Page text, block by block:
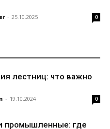
- 25.10.2025 0
лестниц: что важно
- 19.10.2024 0
промышленные: где